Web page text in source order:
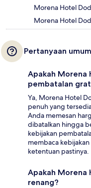
Morena Hotel
Morena Hotel
Pertanyaan umum
Apakah Morena
pembatalan
Ya, Morena Hotel
penuh yang
Anda memesan
dibatalkan hingga
kebijakan
membaca
ketentuan pastinya.
Apakah Morena
renang?